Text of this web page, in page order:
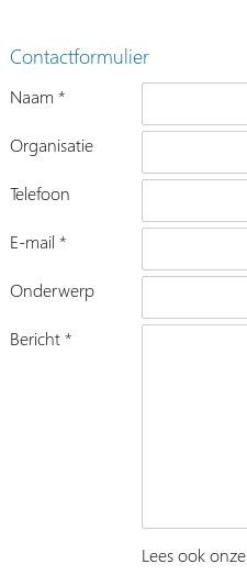
Contactformulier
Naam *
Organisatie
Telefoon
E-mail *
Onderwerp
Bericht *
Lees ook onze